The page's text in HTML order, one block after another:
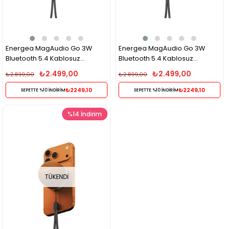
Energea MagAudio Go 3W
Bluetooth 5.4 Kablosuz
Hoparlör MagSafe Uyumlu Mini
Taşınabilir Hoparlör – Siyah
₺2.499,00
₺2.899,00
SEPETTE %10 İNDİRİM₺2249,10
Energea MagAudio Go 3W
Bluetooth 5.4 Kablosuz
Hoparlör MagSafe Uyumlu Mini
Taşınabilir Hoparlör – Mavi
₺2.499,00
₺2.899,00
SEPETTE %10 İNDİRİM₺2249,10
TÜKENDI
%14 İndirim